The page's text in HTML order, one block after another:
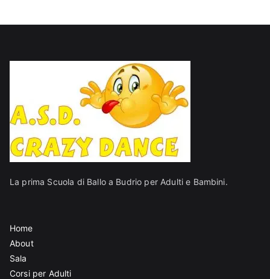
La prima Scuola di Ballo a Budrio per Adulti e Bambini.
Home
About
Sala
Corsi per Adulti